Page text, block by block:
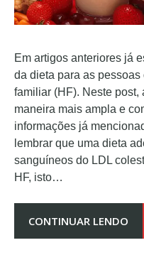
Em artigos anteriores já
da dieta para as
familiar (HF). Neste post,
maneira mais ampla e
informações já
lembrar que uma dieta
sanguíneos do LDL
HF, isto…
CONTINUAR LENDO